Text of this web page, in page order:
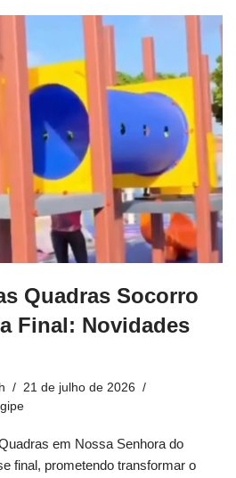
Quadras Socorro
Final: Novidades
21 de julho de 2026
em Nossa Senhora do
final, prometendo transformar o